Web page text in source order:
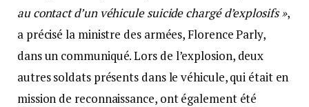
au contact d’un véhicule suicide chargé d’explosifs »,
a précisé la ministre des armées, Florence Parly,
dans un communiqué. Lors de l’explosion, deux
autres soldats présents dans le véhicule, qui était en
mission de reconnaissance, ont également été